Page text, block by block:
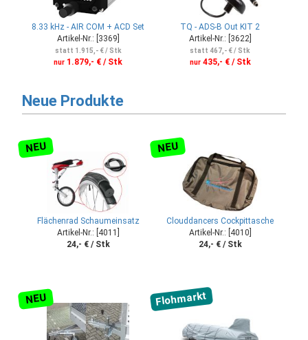
8.33 kHz - AIR COM + ACD Set
Artikel-Nr.: [3369]
statt 1.915,- € / Stk
nur 1.879,- € / Stk
TQ - ADS-B Out KIT 2
Artikel-Nr.: [3622]
statt 467,- € / Stk
nur435,- € / Stk
Neue Produkte
NEU
Flächenrad Schaumeinsatz
Artikel-Nr.: [4011]
24,- € / Stk
NEU
Clouddancers Cockpittasche
Artikel-Nr.: [4010]
24,- € / Stk
NEU Flohmarkt